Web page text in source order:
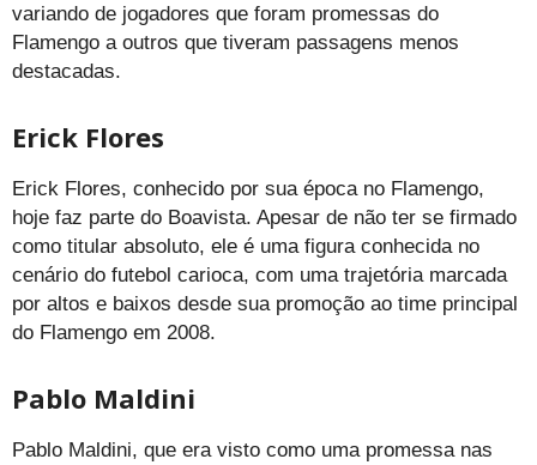
variando de jogadores que foram promessas do
Flamengo a outros que tiveram passagens menos
destacadas.
Erick Flores
Erick Flores, conhecido por sua época no Flamengo,
hoje faz parte do Boavista. Apesar de não ter se firmado
como titular absoluto, ele é uma figura conhecida no
cenário do futebol carioca, com uma trajetória marcada
por altos e baixos desde sua promoção ao time principal
do Flamengo em 2008.
Pablo Maldini
Pablo Maldini, que era visto como uma promessa nas